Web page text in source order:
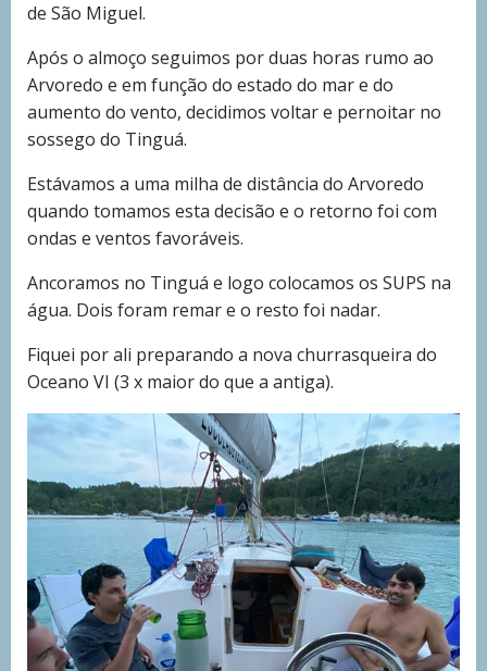
de São Miguel.
Após o almoço seguimos por duas horas rumo ao
Arvoredo e em função do estado do mar e do
aumento do vento, decidimos voltar e pernoitar no
sossego do Tinguá.
Estávamos a uma milha de distância do Arvoredo
quando tomamos esta decisão e o retorno foi com
ondas e ventos favoráveis.
Ancoramos no Tinguá e logo colocamos os SUPS na
água. Dois foram remar e o resto foi nadar.
Fiquei por ali preparando a nova churrasqueira do
Oceano VI (3 x maior do que a antiga).